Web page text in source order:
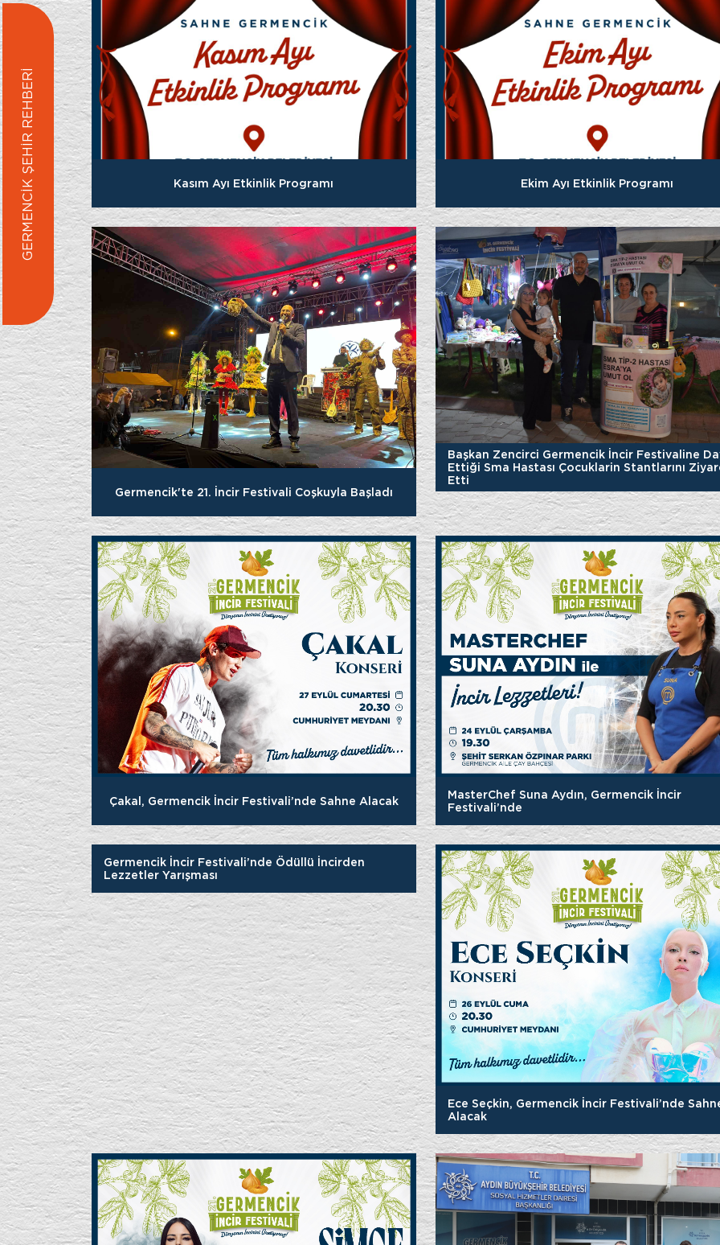
GERMENCİK ŞEHİR REHBERİ Kasım Ayı Etkinlik Programı Ekim Ayı Etkinlik Programı
Germencik'te 21. İncir Festivali Coşkuyla Başladı
Başkan Zencirci Germencik İncir Festivaline
Ettiği Sma Hastası Çocuklarin Stantlarını
Etti
Çakal, Germencik İncir Festivali’nde Sahne Alacak
MasterChef Suna Aydın, Germencik İncir
Festivali’nde
Germencik İncir Festivali’nde Ödüllü İncirden
Lezzetler Yarışması
Ece Seçkin, Germencik İncir Festivali’nde
Alacak